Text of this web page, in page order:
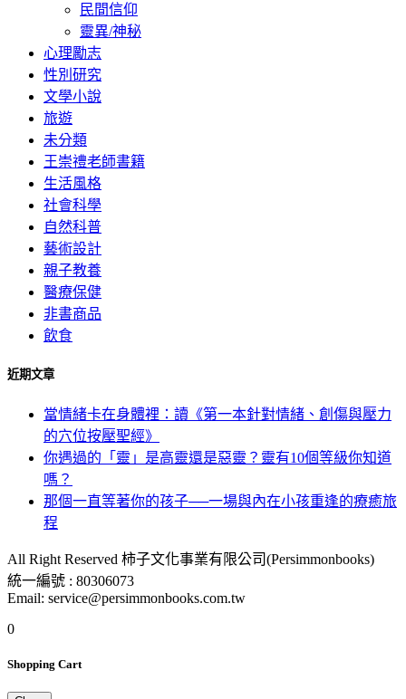
民間信仰
靈異/神秘
心理勵志
性別研究
文學小說
旅遊
未分類
王崇禮老師書籍
生活風格
社會科學
自然科普
藝術設計
親子教養
醫療保健
非書商品
飲食
近期文章
當情緒卡在身體裡：讀《第一本針對情緒、創傷與壓力
的穴位按壓聖經》
你遇過的「靈」是高靈還是惡靈？靈有10個等級你知道
嗎？
那個一直等著你的孩子──一場與內在小孩重逢的療癒旅
程
All Right Reserved 柿子文化事業有限公司(Persimmonbooks)
統一編號 : 80306073
Email: service@persimmonbooks.com.tw
0
Shopping Cart